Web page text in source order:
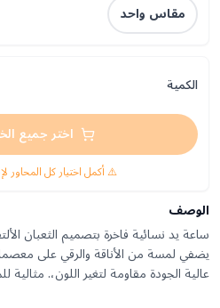
مقاس واحد
الكمية
اختر جميع
⚠️ أكمل اختيار كل المحاور
الوصف
ساعة يد نسائية فاخرة بتصميم الثعبان
يضفي لمسة من الأناقة والرقي على
عالية الجودة مقاومة لتغير اللون،. مثالية